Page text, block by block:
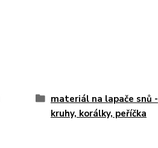
materiál na lapače snů -
kruhy, korálky, peříčka